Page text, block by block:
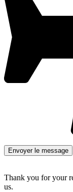
Thank you for your
us.